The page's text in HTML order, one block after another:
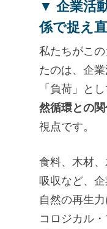
▼ 企業活
係で捉え
私たちがこ
たのは、企
「負荷」と
然循環との
視点です。
食料、木材
吸収など、
自然の再生
コロジカル